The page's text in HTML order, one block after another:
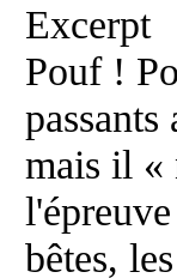
Excerpt
Pouf !
mais il «
bêtes,